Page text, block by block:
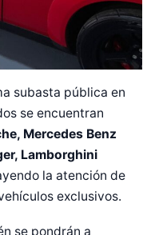
subasta pública en
se encuentran
Mercedes Benz
Lamborghini
la atención de
exclusivos.
se pondrán a